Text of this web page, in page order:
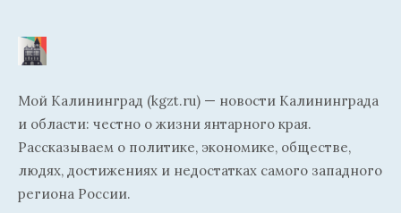
Мой Калининград (kgzt.ru) — новости Калининграда
и области: честно о жизни янтарного края.
Рассказываем о политике, экономике, обществе,
людях, достижениях и недостатках самого западного
региона России.